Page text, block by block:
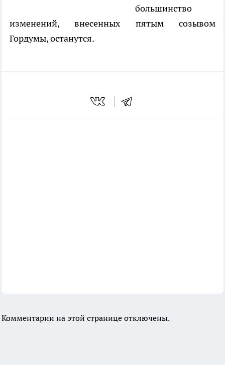
большинство
изменений, внесенных пятым созывом
Гордумы, останутся.
Комментарии на этой странице отключены.